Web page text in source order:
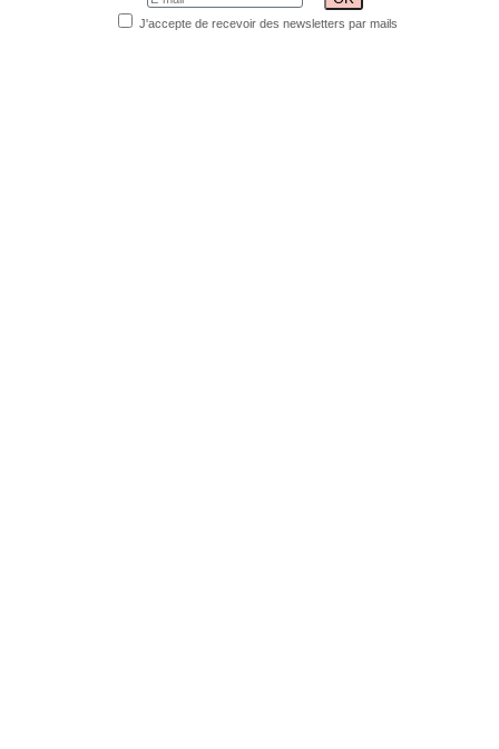
J'accepte de recevoir des newsletters par mails